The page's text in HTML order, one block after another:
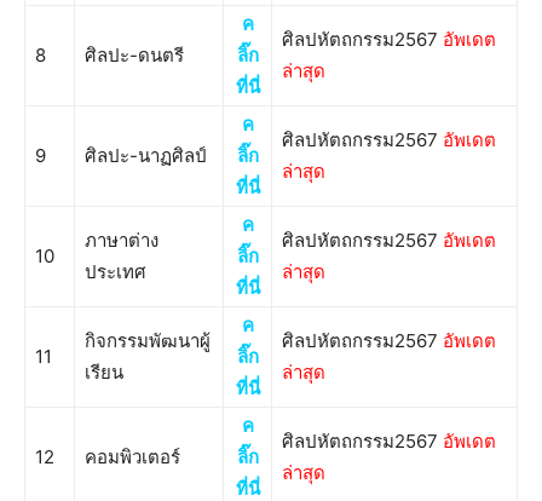
8 ศิลปะ-ดนตรี
ค
ลิ๊ก
ที่นี่
ศิลปหัตถกรรม2567 อัพเดต
ล่าสุด
9 ศิลปะ-นาฏศิลป์
ค
ลิ๊ก
ที่นี่
ศิลปหัตถกรรม2567 อัพเดต
ล่าสุด
10
ภาษาต่าง
ประเทศ
ค
ลิ๊ก
ที่นี่
ศิลปหัตถกรรม2567 อัพเดต
ล่าสุด
11
กิจกรรมพัฒนาผู้
เรียน
ค
ลิ๊ก
ที่นี่
ศิลปหัตถกรรม2567 อัพเดต
ล่าสุด
12 คอมพิวเตอร์
ค
ลิ๊ก
ที่นี่
ศิลปหัตถกรรม2567 อัพเดต
ล่าสุด